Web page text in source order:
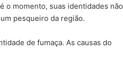
o momento, suas identidades não
pesqueiro da região.
de fumaça. As causas do